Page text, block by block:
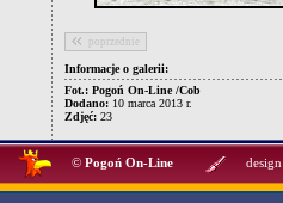
poprzednie
Informacje o galerii:
Fot.: Pogoń On-Line /Cob
Dodano: 10 marca 2013 r.
Zdjęć: 23
© Pogoń On-Line